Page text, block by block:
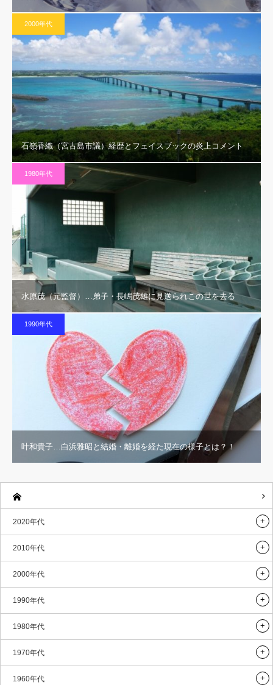
2000年代
石嶺香織（宮古島市議）経歴とフェイスブックの炎上コメント
1980年代
水原茂（元監督）…弟子・長嶋茂雄に見送られこの世を去る
1990年代
叶和貴子…白浜雅昭と結婚・離婚を経た現在の様子とは？！
2020年代
2010年代
2000年代
1990年代
1980年代
1970年代
1960年代